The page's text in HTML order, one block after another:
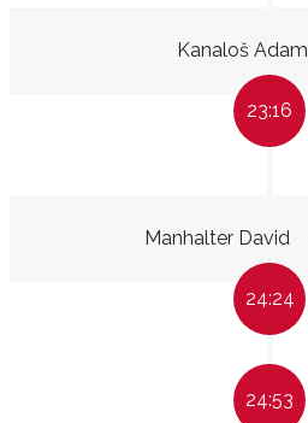
Kanaloš Adam
23:16
Manhalter David
24:24
24:53